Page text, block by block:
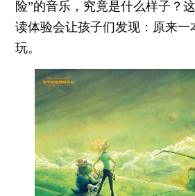
险”的音乐，究竟是什么样子？
读体验会让孩子们发现：原来一
玩。